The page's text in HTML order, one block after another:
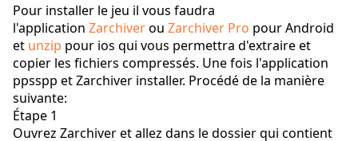
Pour installer le jeu il vous faudra
l'application Zarchiverou Zarchiver Pro pour Android
et unzip pour ios qui vous permettra d'extraire et
copier les fichiers compressés. Une fois l'application
ppsspp et Zarchiver installer. Procédé de la manière
suivante:
Étape 1
Ouvrez Zarchiver et allez dans le dossier qui contient